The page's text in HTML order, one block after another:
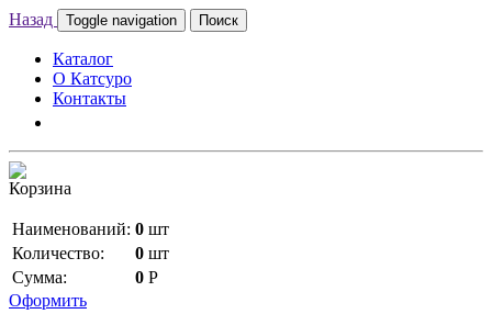
Назад Toggle navigation Поиск
Каталог
О Катсуро
Контакты
Корзина
Наименований: 0 шт
Количество:
0 шт
Сумма:
0 Р
Оформить